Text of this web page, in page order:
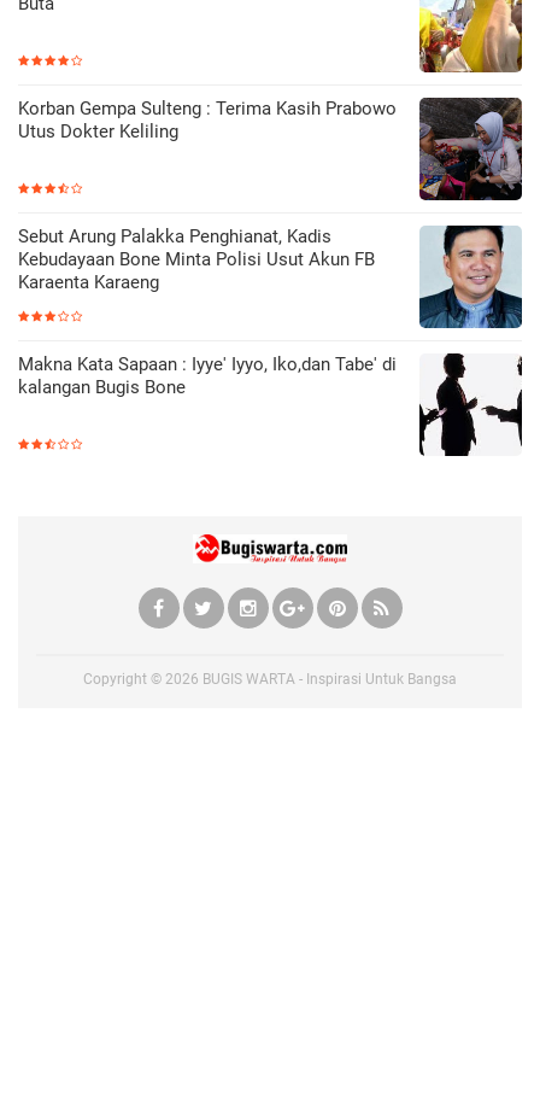
Korban Gempa Sulteng : Terima Kasih Prabowo
Utus Dokter Keliling
Sebut Arung Palakka Penghianat, Kadis
Kebudayaan Bone Minta Polisi Usut Akun FB
Karaenta Karaeng
Makna Kata Sapaan : Iyye' Iyyo, Iko,dan Tabe' di
kalangan Bugis Bone
Copyright © 2026 BUGIS WARTA - Inspirasi Untuk Bangsa